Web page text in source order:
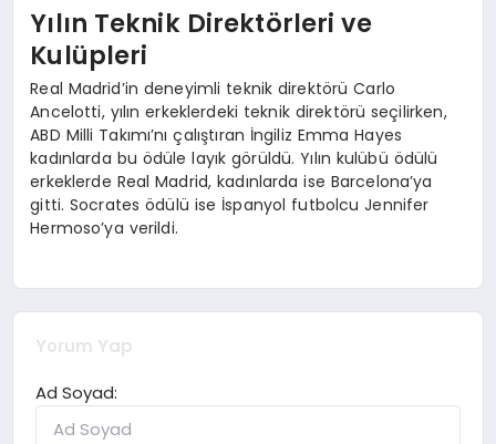
Yılın Teknik Direktörleri ve
Kulüpleri
Real Madrid’in deneyimli teknik direktörü Carlo
Ancelotti, yılın erkeklerdeki teknik direktörü seçilirken,
ABD Milli Takımı’nı çalıştıran İngiliz Emma Hayes
kadınlarda bu ödüle layık görüldü. Yılın kulübü ödülü
erkeklerde Real Madrid, kadınlarda ise Barcelona’ya
gitti. Socrates ödülü ise İspanyol futbolcu Jennifer
Hermoso’ya verildi.
Yorum Yap
Ad Soyad: